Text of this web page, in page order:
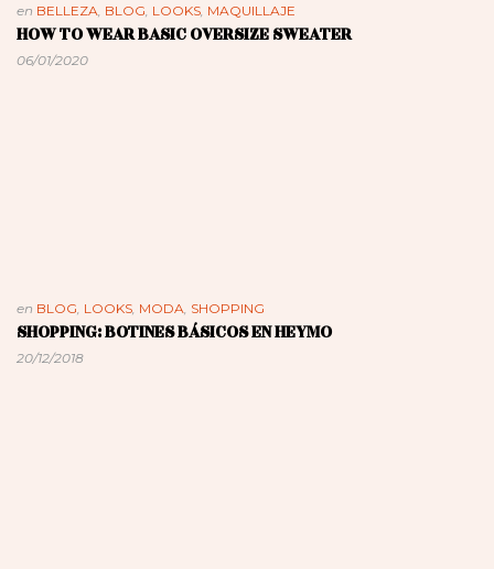
en BELLEZA, BLOG, LOOKS, MAQUILLAJE
HOW TO WEAR BASIC OVERSIZE SWEATER
06/01/2020
en BLOG, LOOKS, MODA, SHOPPING
SHOPPING: BOTINES BÁSICOS EN HEYMO
20/12/2018